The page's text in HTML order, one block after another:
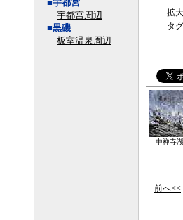
■宇都宮
宇都宮周辺
■黒磯
板室温泉周辺
拡
タ
中禅寺
前へ<<